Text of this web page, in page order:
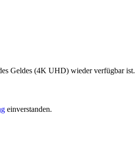
Geldes (4K UHD) wieder verfügbar ist.
einverstanden.